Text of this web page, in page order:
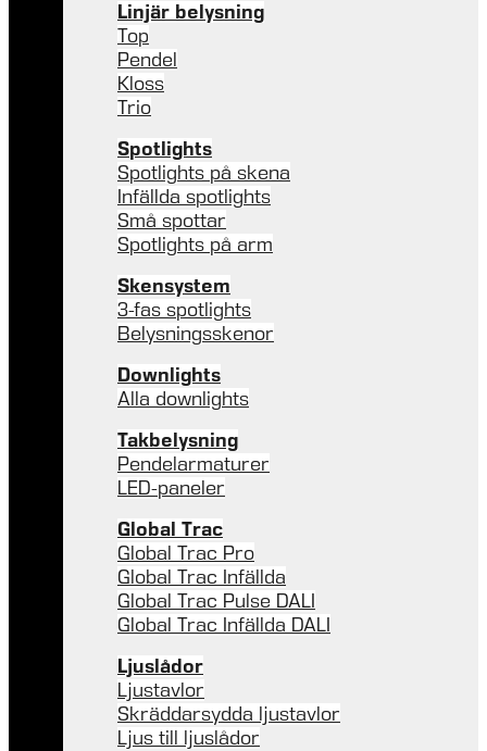
Linjär belysning
Top
Pendel
Kloss
Trio
Spotlights
Spotlights på skena
Infällda spotlights
Små spottar
Spotlights på arm
Skensystem
3-fas spotlights
Belysningsskenor
Downlights
Alla downlights
Takbelysning
Pendelarmaturer
LED-paneler
Global Trac
Global Trac Pro
Global Trac Infällda
Global Trac Pulse DALI
Global Trac Infällda DALI
Ljuslådor
Ljustavlor
Skräddarsydda ljustavlor
Ljus till ljuslådor